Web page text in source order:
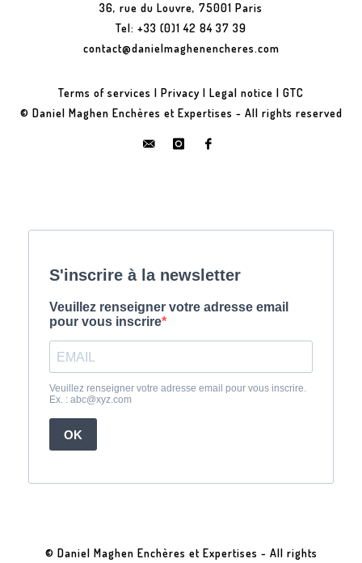
36, rue du Louvre, 75001 Paris
Tel: +33 (0)1 42 84 37 39
contact@danielmaghenencheres.com
Terms of services | Privacy | Legal notice | GTC
© Daniel Maghen Enchères et Expertises - All rights reserved
© Daniel Maghen Enchères et Expertises - All rights